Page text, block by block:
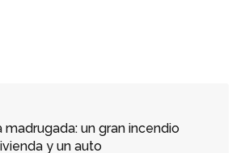
madrugada: un gran incendio
y un auto